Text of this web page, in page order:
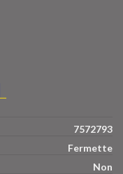
7572793
Fermette
Non